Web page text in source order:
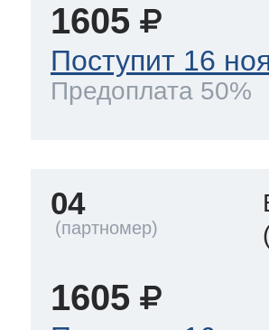
1605
Поступит 16
Предоплата 50%
04
1605